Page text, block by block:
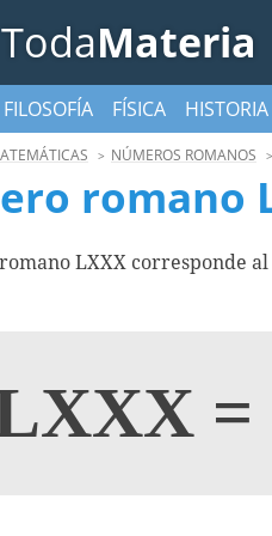
TodaMateria
FILOSOFÍA FÍSICA HISTORIA
NÚMEROS ROMANOS
romano
LXXX corresponde
=